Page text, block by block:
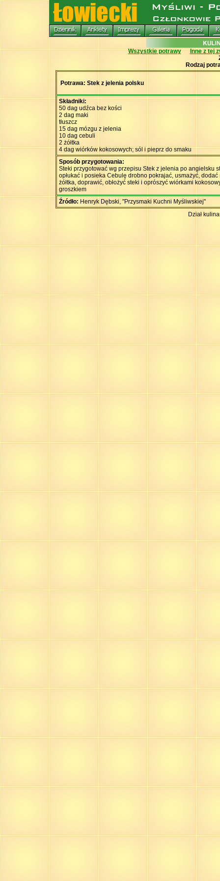
Wszystkie potrawy
Inne z tej
Rodzaj
Potrawa: Stek z jelenia polsku
Składniki:
50 dag udźca bez kości
2 dag maki
tłuszcz
15 dag mózgu z jelenia
10 dag cebuli
2 żółtka
4 dag wiórków kokosowych; sól i pieprz do smaku
Sposób przygotowania:
Steki przygotować wg przepisu Stek z jelenia po angielsku
opłukać i posieka Cebulę drobno pokrajać, usmażyć,
żółtka, doprawić, obłożyć steki i oprószyć wiórkami
groszkiem
Źródło: Henryk Dębski, "Przysmaki Kuchni Myśliwskiej"
Dział